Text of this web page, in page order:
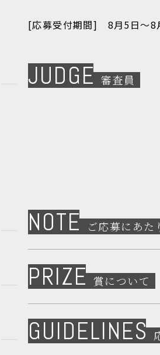
[応募受付期間] 8月5日～8
JUDGE 審査員
NOTE ご応募にあた
PRIZE 賞について
GUIDELINES